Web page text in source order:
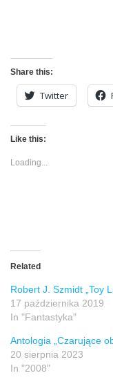
Share this:
Twitter
Like this:
Loading...
Related
Robert J. Szmidt „Toy
17 października 2019
In "Fantastyka"
Antologia „Czarujące
20 sierpnia 2023
In "2008"